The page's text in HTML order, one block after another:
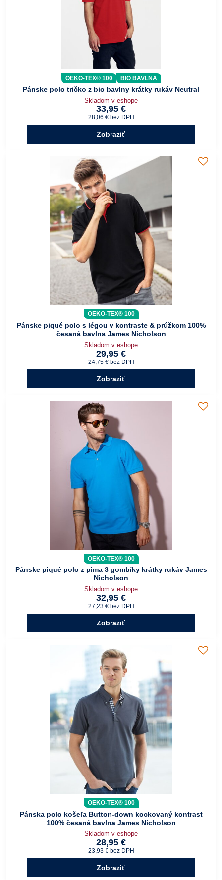
OEKO-TEX® 100 BIO BAVLNA
Pánske polo tričko z bio bavlny krátky rukáv Neutral
Skladom v eshope
33,95 €
28,06 € bez DPH
Zobraziť
OEKO-TEX® 100
Pánske piqué polo s légou v kontraste & prúžkom 100%
česaná bavlna James Nicholson
Skladom v eshope
29,95 €
24,75 € bez DPH
Zobraziť
OEKO-TEX® 100
Pánske piqué polo z pima 3 gombíky krátky rukáv James
Nicholson
Skladom v eshope
32,95 €
27,23 € bez DPH
Zobraziť
OEKO-TEX® 100
Pánska polo košeľa Button-down kockovaný kontrast
100% česaná bavlna James Nicholson
Skladom v eshope
28,95 €
23,93 € bez DPH
Zobraziť